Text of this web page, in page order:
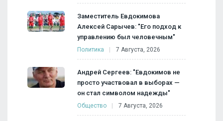
Заместитель Евдокимова
Алексей Сарычев: "Его подход к
управлению был человечным"
Политика 7 Августа, 2026
Андрей Сергеев: "Евдокимов не
просто участвовал в выборах —
он стал символом надежды"
Общество 7 Августа, 2026